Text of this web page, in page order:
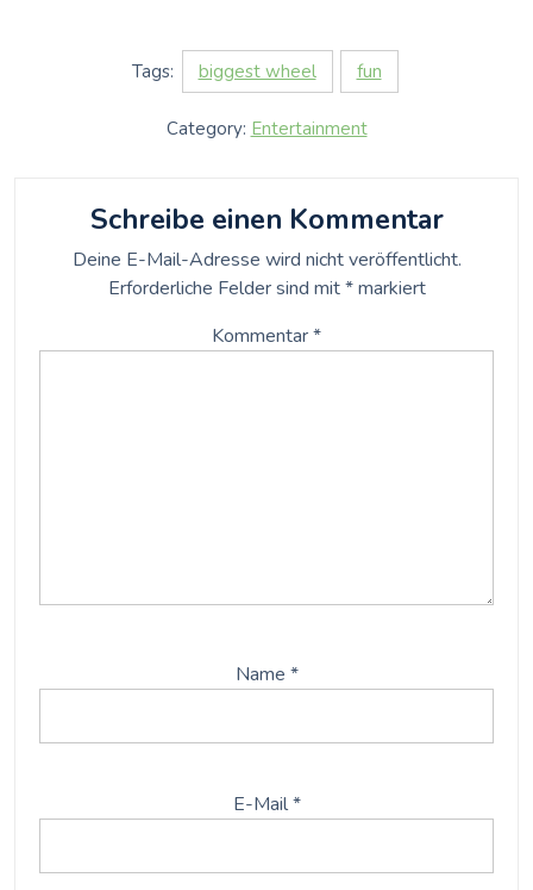
Tags: biggest wheel fun
Category: Entertainment
Schreibe einen Kommentar
Deine E-Mail-Adresse wird nicht veröffentlicht.
Erforderliche Felder sind mit*markiert
Kommentar*
Name *
E-Mail*